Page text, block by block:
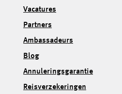
Vacatures
Partners
Ambassadeurs
Blog
Annuleringsgarantie
Reisverzekeringen